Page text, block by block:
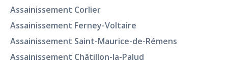
Assainissement Corlier
Assainissement Ferney-Voltaire
Assainissement Saint-Maurice-de-Rémens
Assainissement Châtillon-la-Palud